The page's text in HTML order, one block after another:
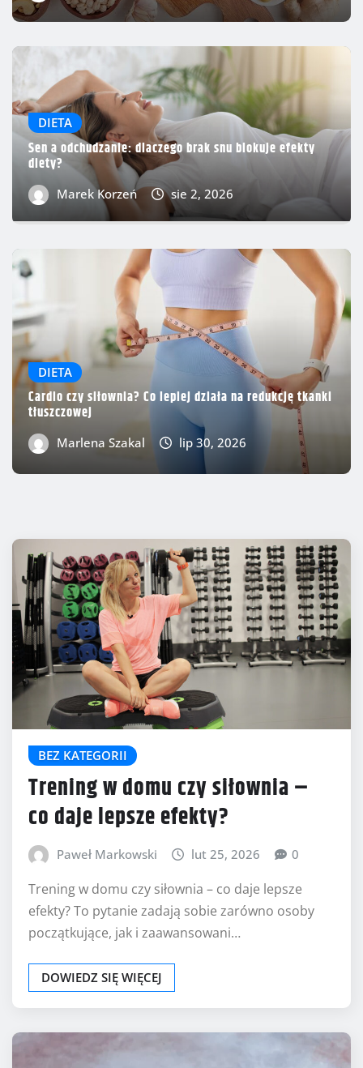
DIETA
Sen a odchudzanie: dlaczego brak snu blokuje efekty
diety?
Marek Korzeń sie 2, 2026
DIETA
Cardio czy siłownia? Co lepiej działa na redukcję tkanki
tłuszczowej
Marlena Szakal lip 30, 2026
BEZ KATEGORII
Trening w domu czy siłownia –
co daje lepsze efekty?
Paweł Markowski lut 25, 2026 0
Trening w domu czy siłownia – co daje lepsze
efekty? To pytanie zadają sobie zarówno osoby
początkujące, jak i zaawansowani…
DOWIEDZ SIĘ WIĘCEJ